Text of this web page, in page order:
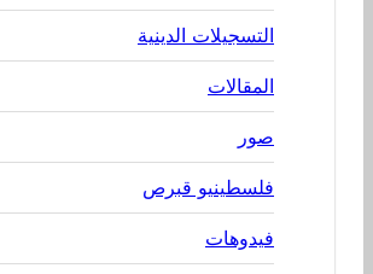
التسجيلات الدينية
المقالات
صور
فلسطينيو قبرص
فيدوهات